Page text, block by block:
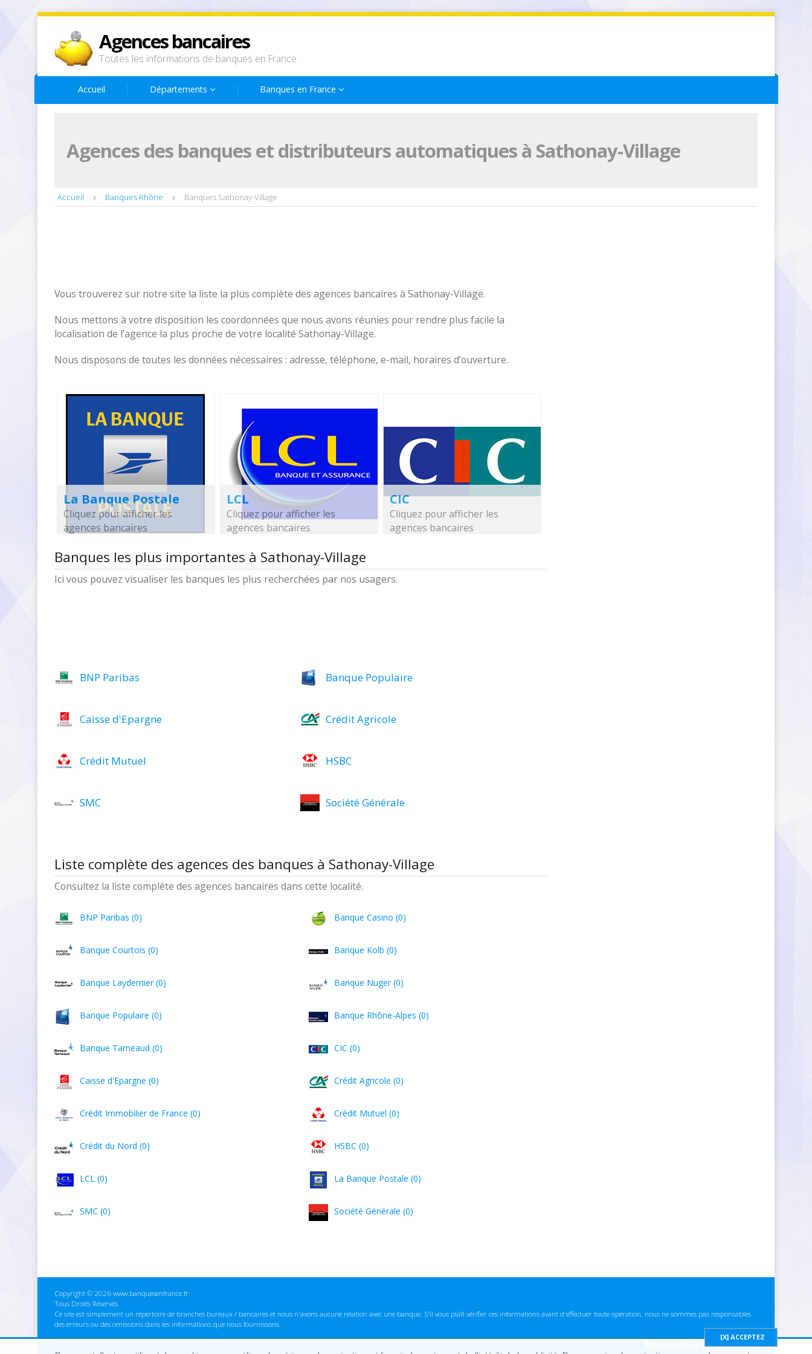
Agences bancaires
Toutes les informations de banques en France
Accueil Départements Banques en France
Agences des banques et distributeurs automatiques à Sathonay-Village
Accueil Banques Rhône Banques Sathonay-Village
Vous trouverez sur notre site la liste la plus complète des agences bancaires à Sathonay-Village.
Nous mettons à votre disposition les coordonnées que nous avons réunies pour rendre plus facile la
localisation de l’agence la plus proche de votre localité Sathonay-Village.
Nous disposons de toutes les données nécessaires : adresse, téléphone, e-mail, horaires d’ouverture.
La Banque Postale
Cliquez pour afficher les
agences bancaires
LCL
Cliquez pour afficher les
agences bancaires
CIC
Cliquez pour afficher les
agences bancaires
Banques les plus importantes à Sathonay-Village
Ici vous pouvez visualiser les banques les plus recherchées par nos usagers.
BNP Paribas Banque Populaire
Caisse d'Epargne Crédit Agricole
Crédit Mutuel HSBC
SMC Société Générale
Liste complète des agences des banques à Sathonay-Village
Consultez la liste complète des agences bancaires dans cette localité.
BNP Paribas (0) Banque Casino (0)
Banque Courtois (0) Banque Kolb (0)
Banque Laydernier (0) Banque Nuger (0)
Banque Populaire (0) Banque Rhône-Alpes (0)
Banque Tarneaud (0) CIC (0)
Caisse d'Epargne (0) Crédit Agricole (0)
Crédit Immobilier de France (0) Crédit Mutuel (0)
Crédit du Nord (0) HSBC (0)
LCL (0) La Banque Postale (0)
SMC (0) Société Générale (0)
Copyright © 2026 www.banquesenfrance.fr
Tous Droits Réservés.
Ce site est simplement un répertoire de branches bureaux / bancaires et nous n'avons aucune relation avec une banque. S'il vous plaît vérifier ces informations avant d'effectuer toute opération, nous ne sommes pas responsables
des erreurs ou des omissions dans les informations que nous fournissons.
Mentions Légales & cookies